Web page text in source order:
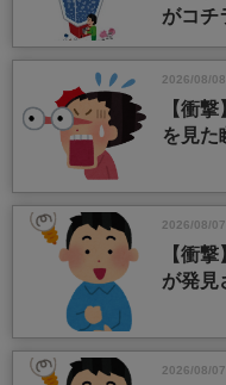
がコチ
2026/08/08
【衝
を見た
2026/08/07
【衝
が発見
2026/08/07